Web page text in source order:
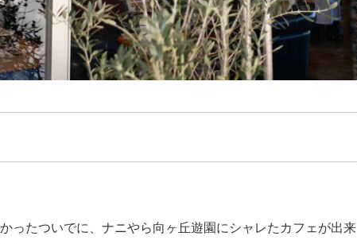
ったついでに、ナニやら向ヶ丘遊園にシャレたカフェが出来